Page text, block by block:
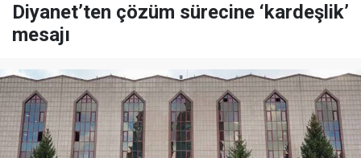
Diyanet’ten çözüm sürecine ‘kardeşlik’
mesajı